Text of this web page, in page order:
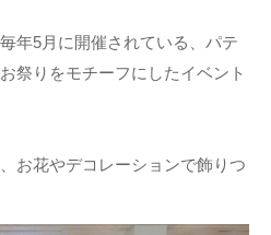
年5月に開催されている、パテ
祭りをモチーフにしたイベント
お花やデコレーションで飾りつ